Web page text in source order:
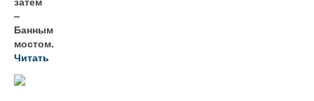
–
Банным
мостом.
Читать